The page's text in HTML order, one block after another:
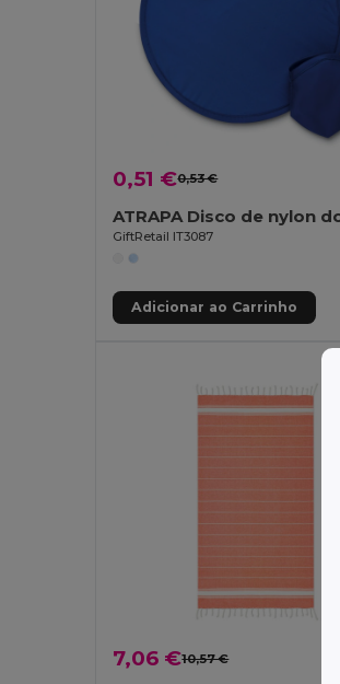
0,51 €0,53 €
GiftRetail IT3087
Adicionar ao Carrinho
7,06 €10,57 €